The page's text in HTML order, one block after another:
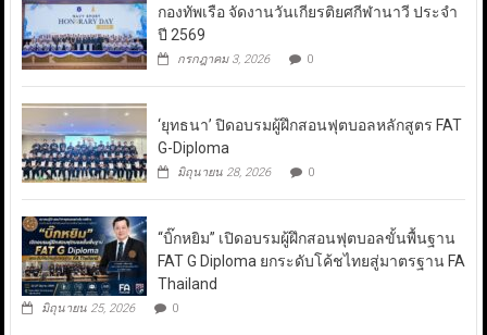
กองทัพเรือ จัดงานวันเกียรติยศกีฬานาวี ประจำ
ปี 2569
กรกฎาคม 3, 2026 0
‘ยุทธนา’ ปิดอบรมผู้ฝึกสอนฟุตบอลหลักสูตร FAT
G-Diploma
มิถุนายน 28, 2026 0
“บิ๊กหยิม” เปิดอบรมผู้ฝึกสอนฟุตบอลขั้นพื้นฐาน
FAT G Diploma ยกระดับโค้ชไทยสู่มาตรฐาน FA
Thailand
มิถุนายน 25, 2026 0